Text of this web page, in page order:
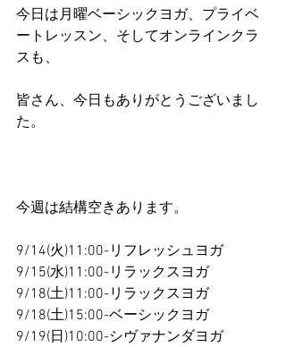
今日は月曜ベーシックヨガ、プライベ
ートレッスン、そしてオンラインクラ
スも、
皆さん、今日もありがとうございまし
た。
今週は結構空きあります。
9/14(火)11:00-リフレッシュヨガ
9/15(水)11:00-リラックスヨガ
9/18(土)11:00-リラックスヨガ
9/18(土)15:00-ベーシックヨガ
9/19(日)10:00-シヴァナンダヨガ